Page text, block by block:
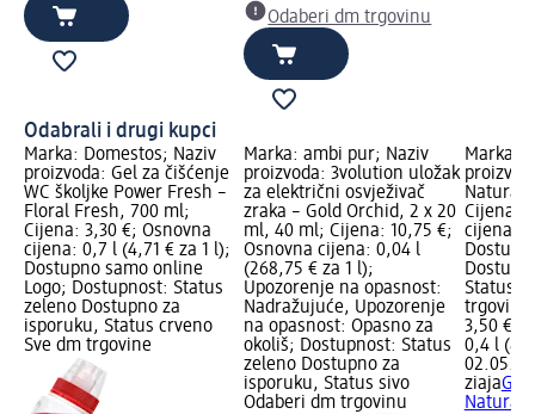
Odaberi dm trgovinu
Odabrali i drugi kupci
Marka: Domestos; Naziv
proizvoda: Gel za čišćenje
WC školjke Power Fresh –
Floral Fresh, 700 ml;
Cijena: 3,30 €; Osnovna
cijena: 0,7 l (4,71 € za 1 l);
Dostupno samo online
Logo; Dostupnost: Status
zeleno Dostupno za
isporuku, Status crveno
Sve dm trgovine
Marka: ambi pur; Naziv
proizvoda: 3volution uložak
za električni osvježivač
zraka – Gold Orchid, 2 x 20
ml, 40 ml; Cijena: 10,75 €;
Osnovna cijena: 0,04 l
(268,75 € za 1 l);
Upozorenje na opasnost:
Nadražujuće, Upozorenje
na opasnost: Opasno za
okoliš; Dostupnost: Status
zeleno Dostupno za
isporuku, Status sivo
Odaberi dm trgovinu
Marka:
Natural
Cijena:
cijena:
Status
trgovinu
3,50 €
0,4 l
ziajaGel
Natural